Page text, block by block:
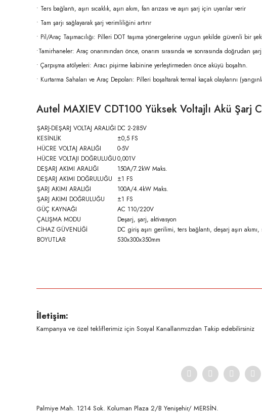
• Ters bağlantı, aşırı sıcaklık, aşırı akım, fan arızası ve aşırı şarj için uyarılar verir
• Tam şarjı sağlayarak şarj verimliliğini artırır
• Pil/Araç Taşımacılığı: Pilleri DOT taşıma yönergelerine uygun şekilde güvenli bir
•Tamirhaneler: Araç onarımından önce, onarım sırasında ve sonrasında doğrudan
• Çarpışma atölyeleri: Aracı pişirme kabinine yerleştirmeden önce aküyü boşaltın.
• Kurtarma Sahaları ve Araç Depoları: Pilleri boşaltarak termal kaçak olaylarını
Autel MAXIEV CDT100 Yüksek Voltajlı Akü Şarj
ŞARJ-DEŞARJ VOLTAJ ARALIĞI DC 2-285V
KESİNLİK
±0,5 FS
HÜCRE VOLTAJ ARALIĞI
0-5V
HÜCRE VOLTAJI DOĞRULUĞU0,001V
DEŞARJ AKIMI ARALIĞI
150A/7.2kW Maks.
DEŞARJ AKIMI DOĞRULUĞU
±1 FS
ŞARJ AKIMI ARALIĞI
100A/4.4kW Maks.
ŞARJ AKIMI DOĞRULUĞU
±1 FS
GÜÇ KAYNAĞI
AC 110/220V
ÇALIŞMA MODU
Deşarj, şarj, aktivasyon
CİHAZ GÜVENLİĞİ
DC giriş aşırı gerilimi, ters bağlantı, deşarj aşırı akımı,
BOYUTLAR
530x300x350mm
Ürün açıklamasında eksik bilgiler bulunuyor.
Ürün bilgilerinde hatalar bulunuyor.
İletişim:
Kampanya ve özel tekliflerimiz için Sosyal Kanallarımızdan Takip edebilirsiniz
Palmiye Mah. 1214 Sok. Koluman Plaza 2/B Yenişehir/ MERSİN.ㅤㅤㅤㅤㅤㅤㅤㅤㅤㅤㅤㅤㅤㅤㅤㅤㅤㅤㅤㅤㅤㅤㅤㅤㅤㅤㅤㅤㅤㅤㅤㅤㅤㅤㅤ ㅤㅤㅤㅤㅤㅤㅤㅤㅤㅤ